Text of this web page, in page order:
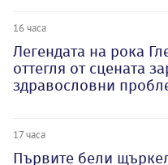
16 часа
Легендата на рока
оттегля от сцената
здравословни
17 часа
Първите бели